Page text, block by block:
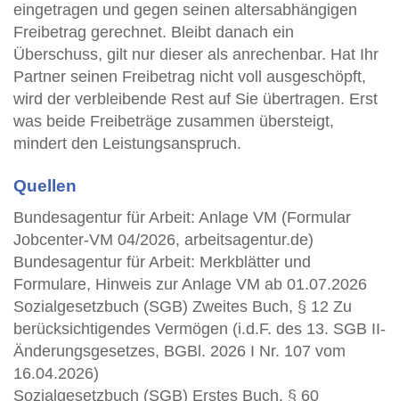
eingetragen und gegen seinen altersabhängigen
Freibetrag gerechnet. Bleibt danach ein
Überschuss, gilt nur dieser als anrechenbar. Hat Ihr
Partner seinen Freibetrag nicht voll ausgeschöpft,
wird der verbleibende Rest auf Sie übertragen. Erst
was beide Freibeträge zusammen übersteigt,
mindert den Leistungsanspruch.
Quellen
Bundesagentur für Arbeit: Anlage VM (Formular
Jobcenter-VM 04/2026, arbeitsagentur.de)
Bundesagentur für Arbeit: Merkblätter und
Formulare, Hinweis zur Anlage VM ab 01.07.2026
Sozialgesetzbuch (SGB) Zweites Buch, § 12 Zu
berücksichtigendes Vermögen (i.d.F. des 13. SGB II-
Änderungsgesetzes, BGBl. 2026 I Nr. 107 vom
16.04.2026)
Sozialgesetzbuch (SGB) Erstes Buch, § 60